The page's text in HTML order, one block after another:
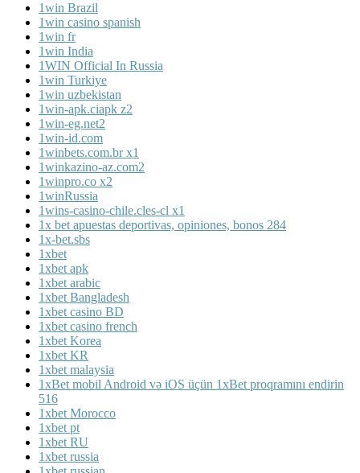
1win Brazil
1win casino spanish
1win fr
1win India
1WIN Official In Russia
1win Turkiye
1win uzbekistan
1win-apk.ciapk z2
1win-eg.net2
1win-id.com
1winbets.com.br x1
1winkazino-az.com2
1winpro.co x2
1winRussia
1wins-casino-chile.cles-cl x1
1x bet apuestas deportivas, opiniones, bonos 284
1x-bet.sbs
1xbet
1xbet apk
1xbet arabic
1xbet Bangladesh
1xbet casino BD
1xbet casino french
1xbet Korea
1xbet KR
1xbet malaysia
1xBet mobil Android və iOS üçün 1xBet proqramını endirin
516
1xbet Morocco
1xbet pt
1xbet RU
1xbet russia